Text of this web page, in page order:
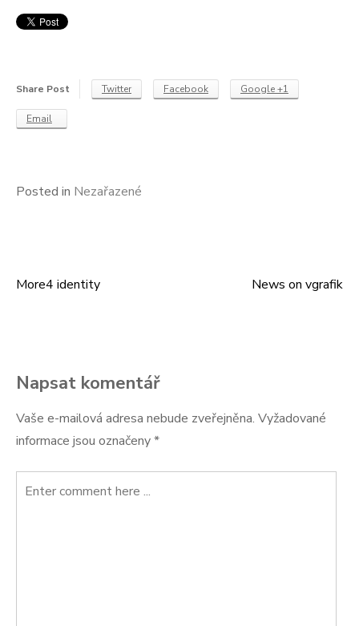
Share Post Twitter Facebook Google +1
Email
Posted in Nezařazené
Navigace
příspěvek
More4 identity News on vgrafik
Napsat komentář
Vaše e-mailová adresa nebude zveřejněna. Vyžadované
informace jsou označeny*